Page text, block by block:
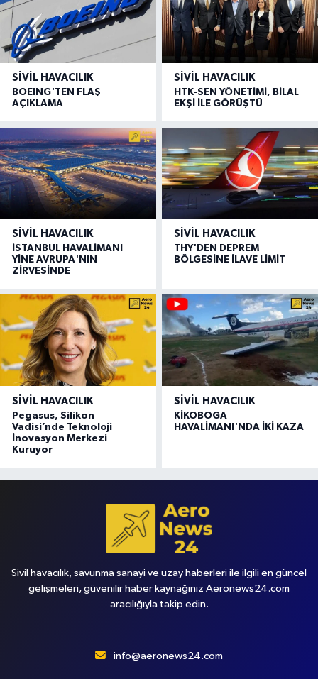
SIVIL HAVACILIK
BOEING'TEN FLAŞ
AÇIKLAMA
SIVIL HAVACILIK
HTK-SEN YÖNETİMİ, BİLAL
EKŞİ İLE GÖRÜŞTÜ
SIVIL HAVACILIK
İSTANBUL HAVALİMANI
YİNE AVRUPA'NIN
ZİRVESİNDE
SIVIL HAVACILIK
THY'DEN DEPREM
BÖLGESİNE İLAVE LİMİT
SIVIL HAVACILIK
Pegasus, Silikon
Vadisi’nde Teknoloji
İnovasyon Merkezi
Kuruyor
SIVIL HAVACILIK
KİKOBOGA
HAVALİMANI'NDA İKİ KAZA
Sivil havacılık, savunma sanayi ve uzay haberleri ile ilgili en güncel
gelişmeleri, güvenilir haber kaynağınız Aeronews24.com
aracılığıyla takip edin.
info@aeronews24.com